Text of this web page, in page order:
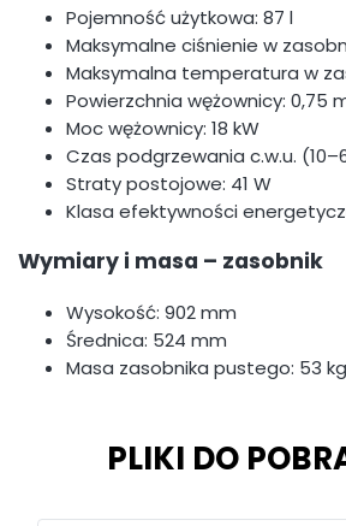
Pojemność użytkowa: 87 l
Maksymalne ciśnienie w
Maksymalna temperatura w
Powierzchnia wężownicy: 0,75
Moc wężownicy: 18 kW
Czas podgrzewania c.w.u.
Straty postojowe: 41 W
Klasa efektywności
Wymiary i masa – zasobnik
Wysokość: 902 mm
Średnica: 524 mm
Masa zasobnika pustego: 53 kg
PLIKI DO